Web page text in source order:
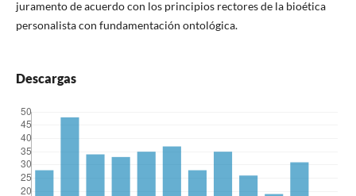
juramento de acuerdo con los principios rectores de la bioética
personalista con fundamentación ontológica.
Descargas